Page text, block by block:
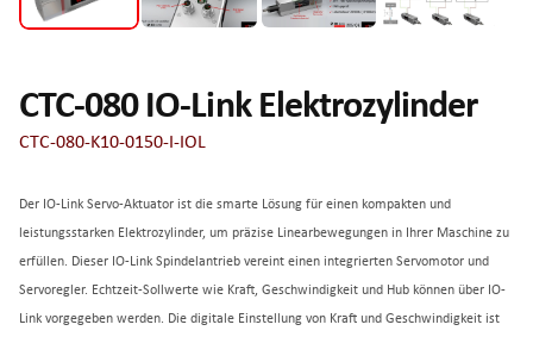
CTC-080 IO-Link Elektrozylinder
CTC-080-K10-0150-I-IOL
Der IO-Link Servo-Aktuator ist die smarte Lösung für einen kompakten und
leistungsstarken Elektrozylinder, um präzise Linearbewegungen in Ihrer Maschine zu
erfüllen. Dieser IO-Link Spindelantrieb vereint einen integrierten Servomotor und
Servoregler. Echtzeit-Sollwerte wie Kraft, Geschwindigkeit und Hub können über IO-
Link vorgegeben werden. Die digitale Einstellung von Kraft und Geschwindigkeit ist